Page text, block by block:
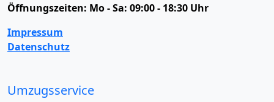
Öffnungszeiten: Mo - Sa: 09:00 - 18:30 Uhr
Impressum
Datenschutz
Umzugsservice